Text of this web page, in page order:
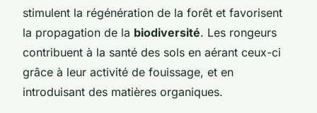
stimulent la régénération de la forêt et favorisent
la propagation de la biodiversité. Les rongeurs
contribuent à la santé des sols en aérant ceux-ci
grâce à leur activité de fouissage, et en
introduisant des matières organiques.